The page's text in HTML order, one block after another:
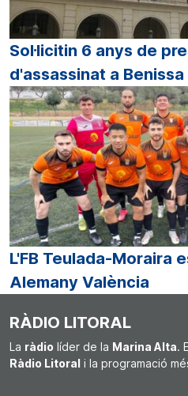
Sol·licitin 6 anys de
d'assassinat a Benissa
L'FB Teulada-Moraira
Alemany València
RÀDIO LITORAL
La ràdio líder de la Marina Alta.
Ràdio Litoral i la programació